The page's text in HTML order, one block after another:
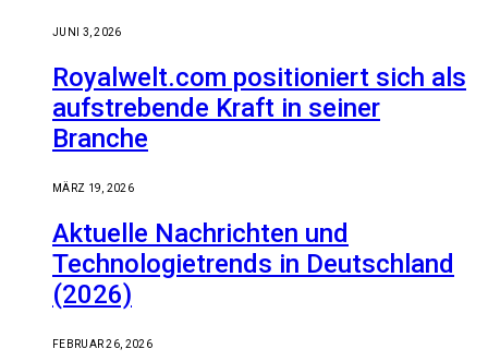
JUNI 3, 2026
Royalwelt.com positioniert sich als
aufstrebende Kraft in seiner
Branche
MÄRZ 19, 2026
Aktuelle Nachrichten und
Technologietrends in Deutschland
(2026)
FEBRUAR 26, 2026